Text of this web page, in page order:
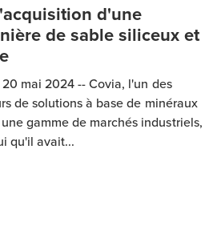
d'une
de sable siliceux et
mai 2024 -- Covia, l'un des
de solutions à base de minéraux
gamme de marchés industriels,
qu'il avait...